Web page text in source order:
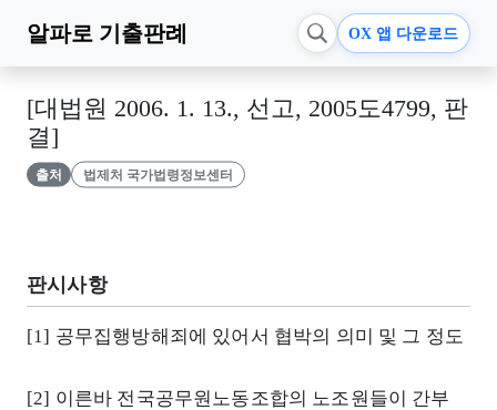
알파로 기출판례 OX 앱 다운로드
[대법원 2006. 1. 13., 선고, 2005도4799, 판
결]
출처 법제처 국가법령정보센터
판시사항
[1] 공무집행방해죄에 있어서 협박의 의미 및 그 정도
[2] 이른바 전국공무원노동조합의 노조원들이 간부